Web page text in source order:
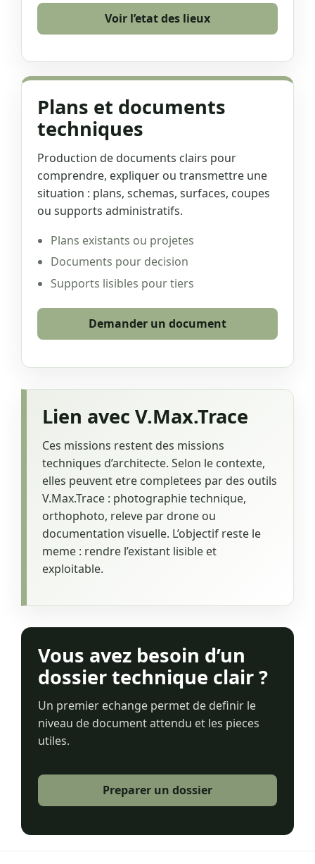
Voir l’etat des lieux
Plans et documents
techniques
Production de documents clairs pour
comprendre, expliquer ou transmettre une
situation : plans, schemas, surfaces, coupes
ou supports administratifs.
Plans existants ou projetes
Documents pour decision
Supports lisibles pour tiers
Demander un document
Lien avec V.Max.Trace
Ces missions restent des missions
techniques d’architecte. Selon le contexte,
elles peuvent etre completees par des outils
V.Max.Trace : photographie technique,
orthophoto, releve par drone ou
documentation visuelle. L’objectif reste le
meme : rendre l’existant lisible et
exploitable.
Vous avez besoin d’un
dossier technique clair ?
Un premier echange permet de definir le
niveau de document attendu et les pieces
utiles.
Preparer un dossier